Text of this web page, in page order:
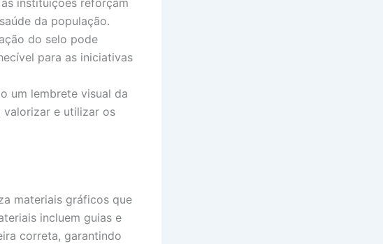
instituições reforçam
da população.
do selo pode
para as iniciativas
um lembrete visual da
valorizar e utilizar os
materiais gráficos que
incluem guias e
correta, garantindo